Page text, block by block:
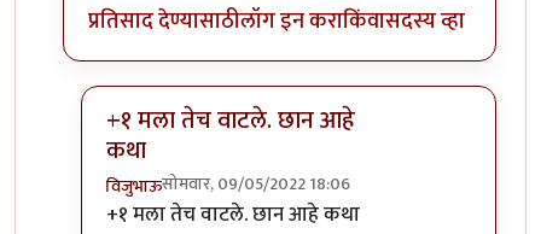
प्रतिसाद देण्यासाठीलॉग इन कराकिंवासदस्य व्हा
+१ मला तेच वाटले. छान आहे
कथा
विजुभाऊसोमवार, 09/05/2022 18:06
In reply toहोय!असंच दिसतेय.by
+१ मला तेच वाटले. छान आहे कथा